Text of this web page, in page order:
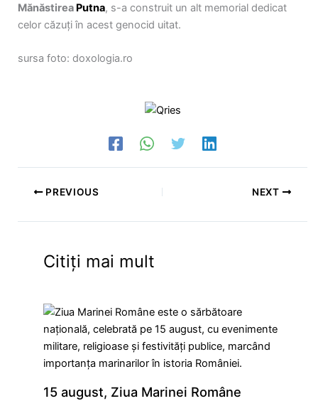
Mănăstirea Putna, s-a construit un alt memorial dedicat
celor căzuți în acest genocid uitat.
sursa foto: doxologia.ro
PREVIOUS NEXT
Citiți mai mult
15 august, Ziua Marinei Române